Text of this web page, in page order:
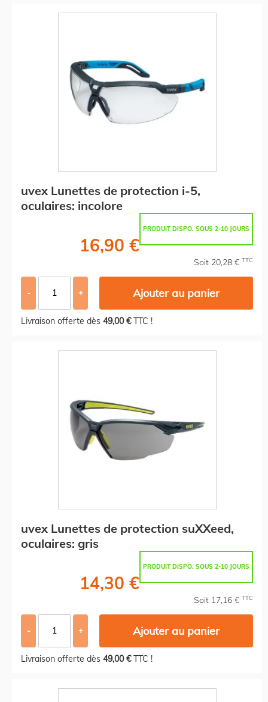
uvex Lunettes de protection i-5,
oculaires: incolore
PRODUIT DISPO. SOUS 2-10 JOURS
16,90 €
Soit 20,28 € TTC
- + Ajouter au panier
Livraison offerte dès 49,00 €TTC !
uvex Lunettes de protection suXXeed,
oculaires: gris
PRODUIT DISPO. SOUS 2-10 JOURS
14,30 €
Soit 17,16 € TTC
- + Ajouter au panier
Livraison offerte dès 49,00 €TTC !